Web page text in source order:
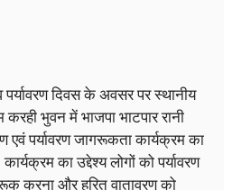
शक्ति, तंत्र, साधना
का 12 दिव्य